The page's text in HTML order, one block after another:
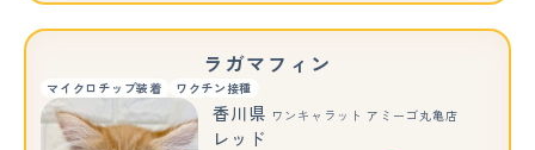
ラガマフィン
マイクロチップ装着 ワクチン接種
香川県 ワンキャラット アミーゴ丸亀店
レッド